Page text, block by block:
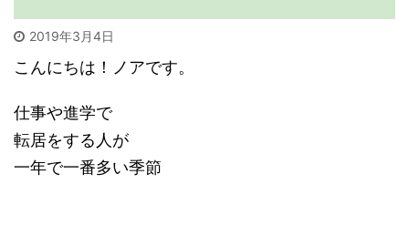
2019年3月4日
こんにちは！ノアです。
仕事や進学で
転居をする人が
一年で一番多い季節